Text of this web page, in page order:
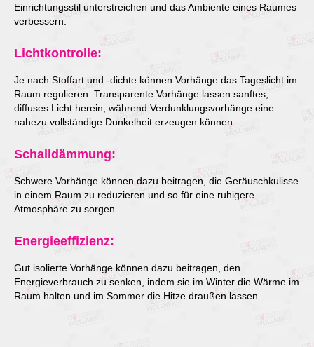
Einrichtungsstil unterstreichen und das Ambiente eines Raumes
verbessern.
Lichtkontrolle:
Je nach Stoffart und -dichte können Vorhänge das Tageslicht im
Raum regulieren. Transparente Vorhänge lassen sanftes,
diffuses Licht herein, während Verdunklungsvorhänge eine
nahezu vollständige Dunkelheit erzeugen können.
Schalldämmung:
Schwere Vorhänge können dazu beitragen, die Geräuschkulisse
in einem Raum zu reduzieren und so für eine ruhigere
Atmosphäre zu sorgen.
Energieeffizienz:
Gut isolierte Vorhänge können dazu beitragen, den
Energieverbrauch zu senken, indem sie im Winter die Wärme im
Raum halten und im Sommer die Hitze draußen lassen.